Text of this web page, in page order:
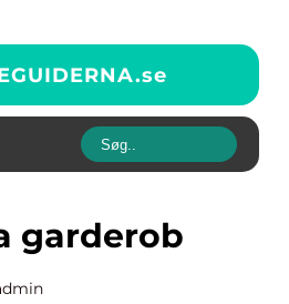
se
garderob